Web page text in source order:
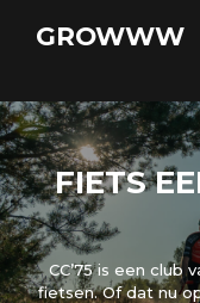
GROWWW
FIETS
CC’75 is een club
fietsen. Of dat nu